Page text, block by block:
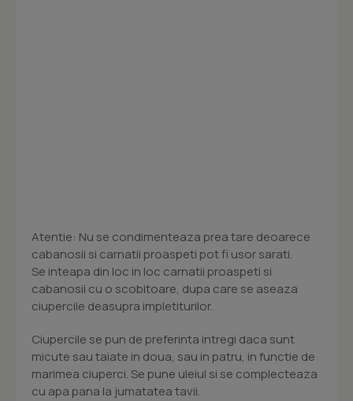
Atentie: Nu se condimenteaza prea tare deoarece
cabanosii si carnatii proaspeti pot fi usor sarati.
Se inteapa din loc in loc carnatii proaspeti si
cabanosii cu o scobitoare, dupa care se aseaza
ciupercile deasupra impletiturilor.
Ciupercile se pun de preferinta intregi daca sunt
micute sau taiate in doua, sau in patru, in functie de
marimea ciuperci. Se pune uleiul si se complecteaza
cu apa pana la jumatatea tavii.